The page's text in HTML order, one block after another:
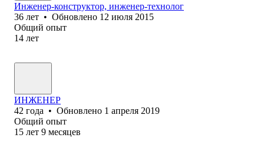
Инженер-конструктор, инженер-технолог
36 лет • Обновлено 12 июля 2015
Общий опыт
14 лет
ИНЖЕНЕР
42 года • Обновлено 1 апреля 2019
Общий опыт
15 лет 9 месяцев